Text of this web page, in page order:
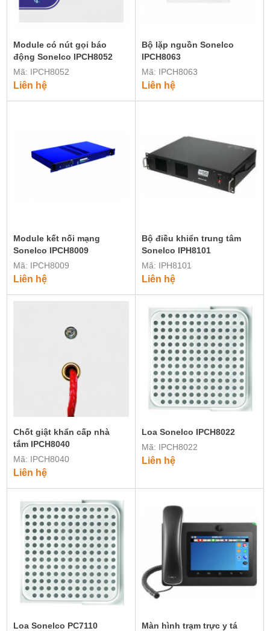
Module có nút gọi báo
động Sonelco IPCH8052
Mã: IPCH8052
Liên hệ
Bộ lặp nguồn Sonelco
IPCH8063
Mã: IPCH8063
Liên hệ
Module kết nối mạng
Sonelco IPCH8009
Mã: IPCH8009
Liên hệ
Bộ điều khiển trung tâm
Sonelco IPH8101
Mã: IPH8101
Liên hệ
Chốt giật khẩn cấp nhà
tắm IPCH8040
Mã: IPCH8040
Liên hệ
Loa Sonelco IPCH8022
Mã: IPCH8022
Liên hệ
Loa Sonelco PC7110
Màn hình trạm trực y tá